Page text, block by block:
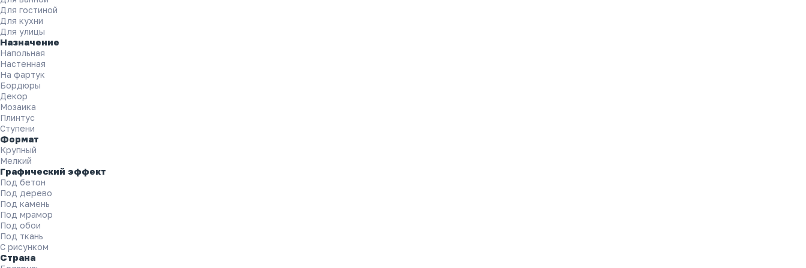
Для гостиной
Для кухни
Для улицы
Назначение
Напольная
Настенная
На фартук
Бордюры
Декор
Мозаика
Плинтус
Ступени
Формат
Крупный
Мелкий
Графический эффект
Под бетон
Под дерево
Под камень
Под мрамор
Под обои
Под ткань
С рисунком
Страна
Строительные смеси
Сантехника
Бренды
Распродажа
Каталог товаров
8 (4712) 55-08-66
Главная
Каталог
Всё для плитки и керамогранита
Наливной пол
Фильтры
Цена, ₽